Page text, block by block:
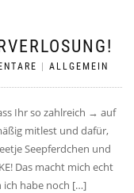
ALLGEMEIN
Ihr so zahlreich → auf
mitlest und dafür,
Seepferdchen und
Das macht mich echt
ich habe noch […]